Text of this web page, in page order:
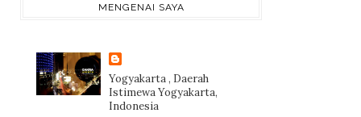
MENGENAI SAYA
Yogyakarta , Daerah
Istimewa Yogyakarta,
Indonesia